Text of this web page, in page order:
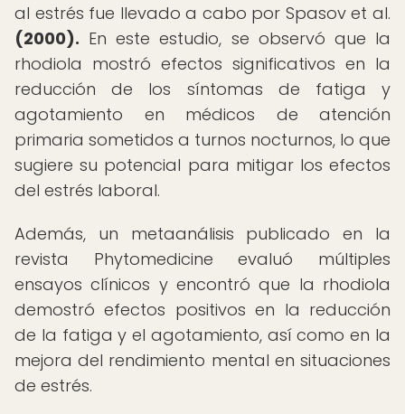
al estrés fue llevado a cabo por Spasov et al.
(2000). En este estudio, se observó que la
rhodiola mostró efectos significativos en la
reducción de los síntomas de fatiga y
agotamiento en médicos de atención
primaria sometidos a turnos nocturnos, lo que
sugiere su potencial para mitigar los efectos
del estrés laboral.
Además, un metaanálisis publicado en la
revista Phytomedicine evaluó múltiples
ensayos clínicos y encontró que la rhodiola
demostró efectos positivos en la reducción
de la fatiga y el agotamiento, así como en la
mejora del rendimiento mental en situaciones
de estrés.